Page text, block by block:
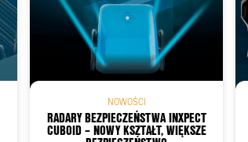
Add to existing cart row
NOWOŚCI
RADARY BEZPIECZEŃSTWA INXPECT
CUBOID – NOWY KSZTAŁT, WIĘKSZE